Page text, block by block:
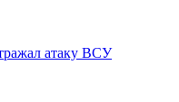
атаку ВСУ